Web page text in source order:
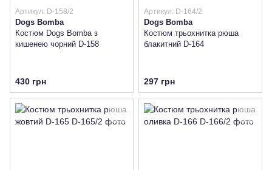
Артикул: D-158/2
Dogs Bomba
Костюм Dogs Bomba з
кишенею чорний D-158
430 грн
Артикул: D-164/2
Dogs Bomba
Костюм трьохнитка рюша
блакитний D-164
297 грн